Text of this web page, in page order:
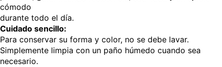
cómodo
durante todo el día.
Cuidado sencillo:
Para conservar su forma y color, no se debe lavar.
Simplemente limpia con un paño húmedo cuando sea
necesario.